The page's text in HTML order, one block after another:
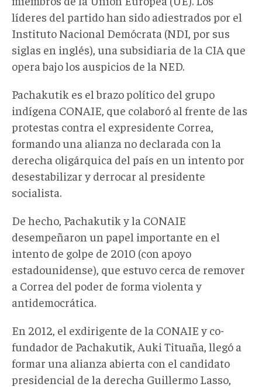
líderes del partido han sido adiestrados por el
Instituto Nacional Demócrata (NDI, por sus
siglas en inglés), una subsidiaria de la CIA que
opera bajo los auspicios de la NED.
Pachakutik es el brazo político del grupo
indígena CONAIE, que colaboró al frente de las
protestas contra el expresidente Correa,
formando una alianza no declarada con la
derecha oligárquica del país en un intento por
desestabilizar y derrocar al presidente
socialista.
De hecho, Pachakutik y la CONAIE
desempeñaron un papel importante en el
intento de golpe de 2010 (con apoyo
estadounidense), que estuvo cerca de remover
a Correa del poder de forma violenta y
antidemocrática.
En 2012, el exdirigente de la CONAIE y co-
fundador de Pachakutik, Auki Tituaña, llegó a
formar una alianza abierta con el candidato
presidencial de la derecha Guillermo Lasso,